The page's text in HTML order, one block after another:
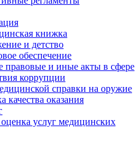
книжка
и детство
обеспечение
правовые и иные акты в сфере
коррупции
справки на оружие
качества оказания
услуг медицинскиx